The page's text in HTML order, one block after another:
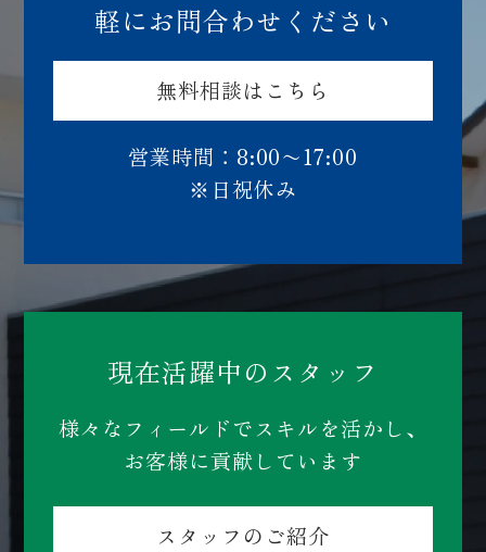
軽にお問合わせください
無料相談はこちら
営業時間：8:00〜17:00
※日祝休み
現在活躍中のスタッフ
様々なフィールドでスキルを活かし、
お客様に貢献しています
スタッフのご紹介